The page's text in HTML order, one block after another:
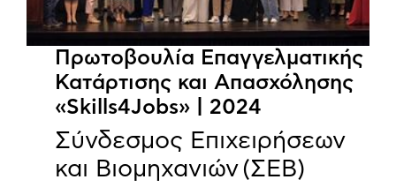
Πρωτοβουλία Επαγγελματικής
Κατάρτισης και Απασχόλησης
«Skills4Jobs» | 2024
Σύνδεσμος Επιχειρήσεων
και Βιομηχανιών (ΣΕΒ)